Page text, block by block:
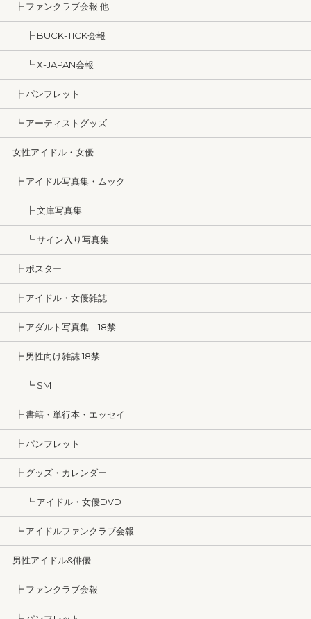
┣ ファンクラブ会報 他
┣ BUCK-TICK会報
┗ X-JAPAN会報
┣ パンフレット
┗ アーティストグッズ
女性アイドル・女優
┣ アイドル写真集・ムック
┣ 文庫写真集
┗ サイン入り写真集
┣ ポスター
┣ アイドル・女優雑誌
┣ アダルト写真集 18禁
┣ 男性向け雑誌 18禁
┗ SM
┣ 書籍・単行本・エッセイ
┣ パンフレット
┣ グッズ・カレンダー
┗ アイドル・女優DVD
┗ アイドルファンクラブ会報
男性アイドル&俳優
┣ ファンクラブ会報